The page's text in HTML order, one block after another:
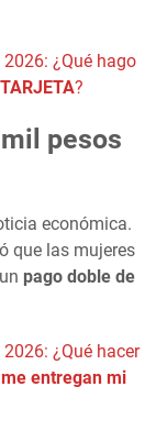
¿Qué hago
?
pesos
económica.
que las mujeres
pago doble de
¿Qué hacer
entregan mi